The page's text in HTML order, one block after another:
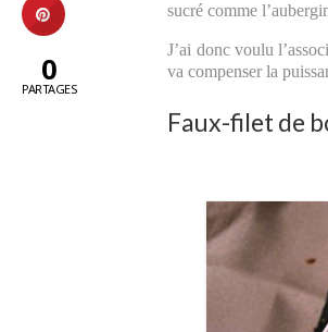
sucré comme
J’ai donc voulu
va compenser la
Faux-filet de
0
PARTAGES